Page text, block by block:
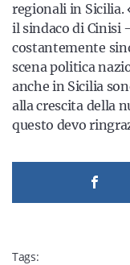
regionali in Sicilia.
il sindaco di Cinisi
costantemente
scena politica
anche in Sicilia
alla crescita della
questo devo
Tags: